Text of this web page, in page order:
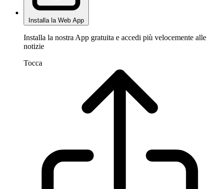
Installa la Web App
Installa la nostra App gratuita e accedi più velocemente alle
notizie
Tocca